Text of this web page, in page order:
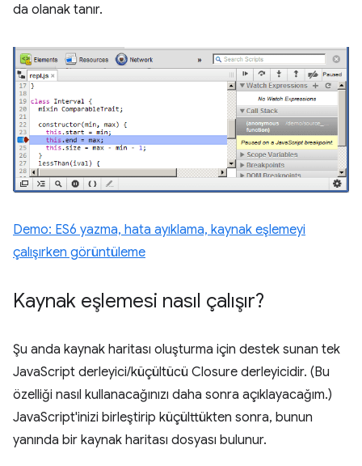
da olanak tanır.
Demo: ES6 yazma, hata ayıklama, kaynak eşlemeyi
çalışırken görüntüleme
Kaynak eşlemesi nasıl çalışır?
Şu anda kaynak haritası oluşturma için destek sunan tek
JavaScript derleyici/küçültücü Closure derleyicidir. (Bu
özelliği nasıl kullanacağınızı daha sonra açıklayacağım.)
JavaScript'inizi birleştirip küçülttükten sonra, bunun
yanında bir kaynak haritası dosyası bulunur.